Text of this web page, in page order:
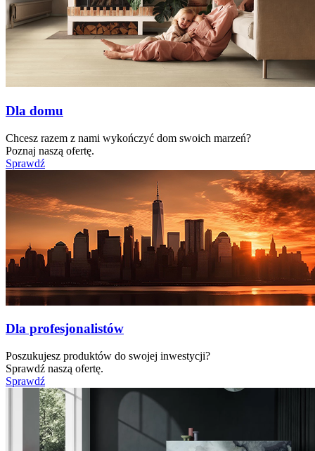
Dla domu
Chcesz razem z nami wykończyć dom swoich marzeń?
Poznaj naszą ofertę.
Sprawdź
Dla profesjonalistów
Poszukujesz produktów do swojej inwestycji?
Sprawdź naszą ofertę.
Sprawdź